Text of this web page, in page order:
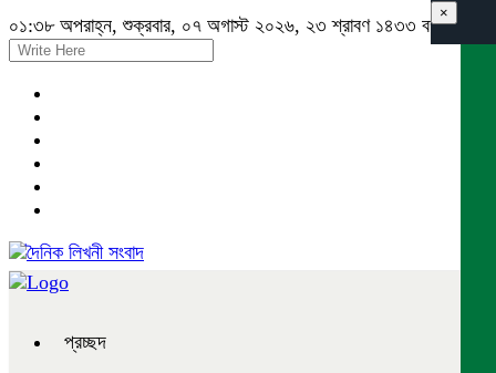
০১:৩৮ অপরাহ্ন, শুক্রবার, ০৭ অগাস্ট ২০২৬, ২৩ শ্রাবণ ১৪৩৩ বঙ্গাব্দ
প্রচ্ছদ
×